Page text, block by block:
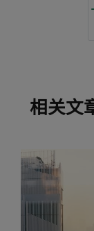
相关文